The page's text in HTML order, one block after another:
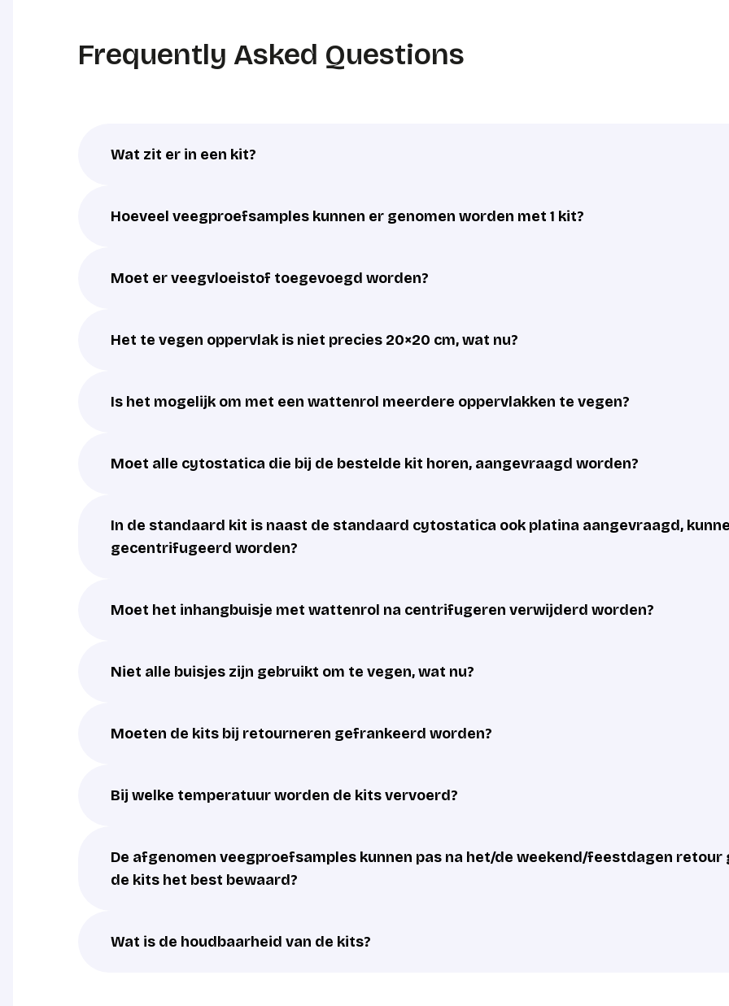
Frequently Asked Questions
Wat zit er in een kit?
Hoeveel veegproefsamples kunnen er genomen worden met 1 kit?
Moet er veegvloeistof toegevoegd worden?
Het te vegen oppervlak is niet precies 20×20 cm, wat nu?
Is het mogelijk om met een wattenrol meerdere oppervlakken te vegen?
Moet alle cytostatica die bij de bestelde kit horen, aangevraagd worden?
In de standaard kit is naast de standaard cytostatica ook platina aangevraagd,
gecentrifugeerd worden?
Moet het inhangbuisje met wattenrol na centrifugeren verwijderd worden?
Niet alle buisjes zijn gebruikt om te vegen, wat nu?
Moeten de kits bij retourneren gefrankeerd worden?
Bij welke temperatuur worden de kits vervoerd?
De afgenomen veegproefsamples kunnen pas na het/de weekend/feestdagen
de kits het best bewaard?
Wat is de houdbaarheid van de kits?